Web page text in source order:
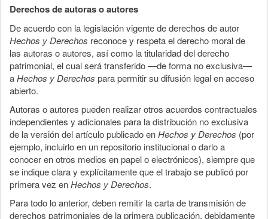
Derechos de autoras o autores
De acuerdo con la legislación vigente de derechos de autor
Hechos y Derechos reconoce y respeta el derecho moral de
las autoras o autores, así como la titularidad del derecho
patrimonial, el cual será transferido —de forma no exclusiva—
aHechos y Derechos para permitir su difusión legal en acceso
abierto.
Autoras o autores pueden realizar otros acuerdos contractuales
independientes y adicionales para la distribución no exclusiva
de la versión del artículo publicado enHechos y Derechos (por
ejemplo, incluirlo en un repositorio institucional o darlo a
conocer en otros medios en papel o electrónicos), siempre que
se indique clara y explícitamente que el trabajo se publicó por
primera vez enHechos y Derechos.
Para todo lo anterior, deben remitir la carta de transmisión de
derechos patrimoniales de la primera publicación, debidamente